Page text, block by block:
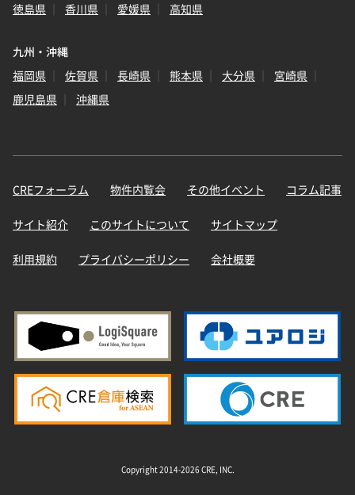
徳島県
香川県 愛媛県 高知県
九州・沖縄
福岡県
佐賀県 長崎県 熊本県 大分県
宮崎県
鹿児島県
沖縄県
CREフォーラム 物件内覧会 その他イベント コラム記事
サイト紹介 このサイトについて サイトマップ
利用規約 プライバシーポリシー 会社概要
Copyright 2014-2026 CRE, INC.